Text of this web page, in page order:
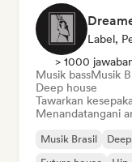
Label,
> 1000
Musik bassMusik
Deep house
Tawarkan
Menandatangani
Musik Brasil